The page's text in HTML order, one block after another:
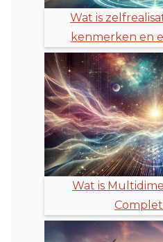
Wat is
kenmerken en
Wat is